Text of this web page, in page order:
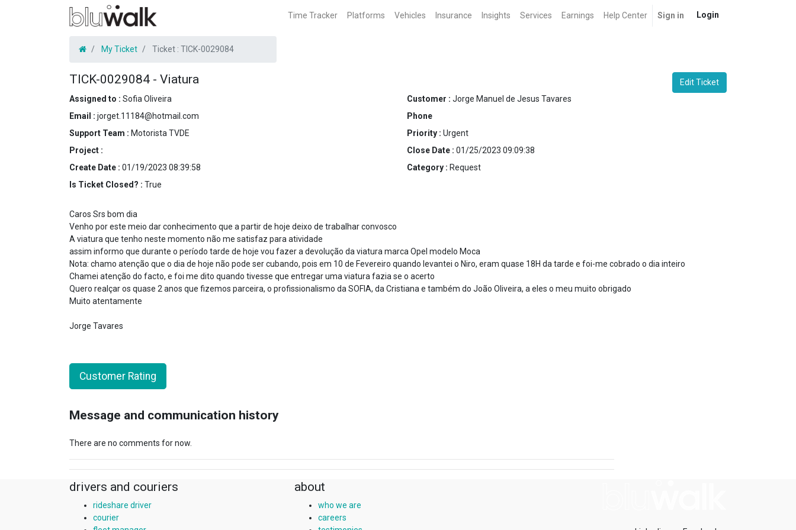
Time Tracker Platforms Vehicles Insurance Insights Services Earnings Help Center Sign in Login
My Ticket Ticket : TICK-0029084
TICK-0029084 - Viatura
Edit Ticket
Assigned to : Sofia Oliveira
Email : jorget.11184@hotmail.com
Support Team : Motorista TVDE
Project :
Create Date : 01/19/2023 08:39:58
Is Ticket Closed? : True
Customer : Jorge Manuel de Jesus Tavares
Phone
Priority : Urgent
Close Date : 01/25/2023 09:09:38
Category : Request
Caros Srs bom dia
Venho por este meio dar conhecimento que a partir de hoje deixo de trabalhar convosco
A viatura que tenho neste momento não me satisfaz para atividade
assim informo que durante o período tarde de hoje vou fazer a devolução da viatura marca Opel modelo Moca
Nota: chamo atenção que o dia de hoje não pode ser cubando, pois em 10 de Fevereiro quando levantei o Niro, eram quase 18H da tarde e foi-me cobrado o dia inteiro
Chamei atenção do facto, e foi me dito quando tivesse que entregar uma viatura fazia se o acerto
Quero realçar os quase 2 anos que fizemos parceira, o profissionalismo da SOFIA, da Cristiana e também do João Oliveira, a eles o meu muito obrigado
Muito atentamente
Jorge Tavares
Customer Rating
Message and communication history
There are no comments for now.
drivers and couriers
rideshare driver
courier
about
who we are
careers